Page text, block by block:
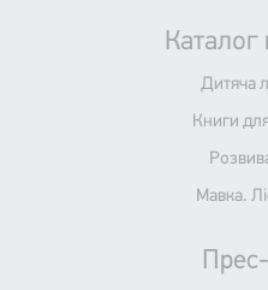
Каталог
Дитяча
Книги
Мавка.